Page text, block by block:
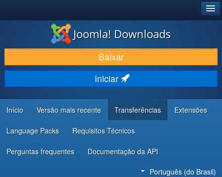
BAIXAR E APRIMORAR
DESCUBRA & APRENDA
COMUNIDADE & SUPORTE
RECURSOS PARA DESENVOLVEDORES
Joomla! Downloads
Baixar
Iniciar
Início Versão mais recente Transferências Extensões
Language Packs Requisitos Técnicos
Perguntas frequentes Documentação da API
Português (do Brasil)